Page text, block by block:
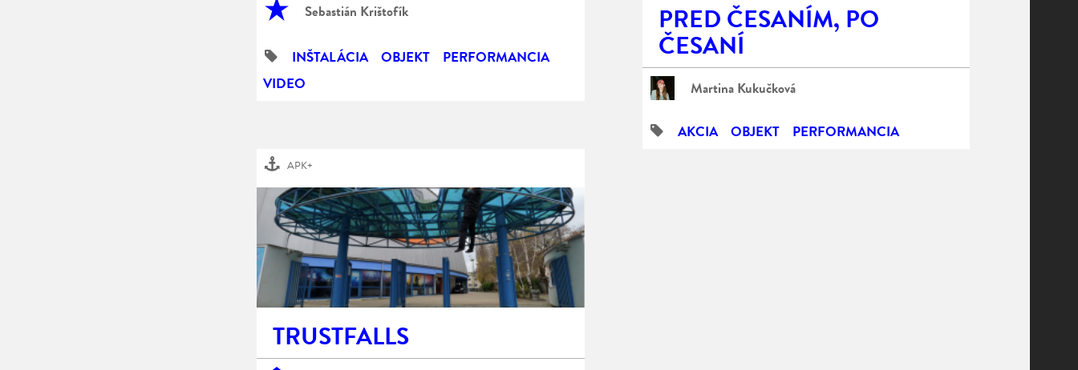
Sebastián Krištofík
INŠTALÁCIA OBJEKT
PERFORMANCIA
VIDEO
APK+
TRUSTFALLS
PRED ČESANÍM, PO
ČESANÍ
Martina Kukučková
AKCIA OBJEKT PERFORMANCIA